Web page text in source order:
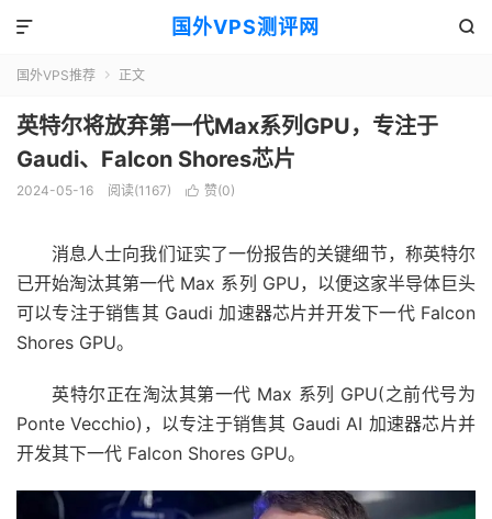
国外VPS测评网 

国外VPS推荐  正文
英特尔将放弃第一代Max系列GPU，专注于
Gaudi、Falcon Shores芯片
2024-05-16 阅读(1167)  赞(0)
消息人士向我们证实了一份报告的关键细节，称英特尔
已开始淘汰其第一代 Max 系列 GPU，以便这家半导体巨头
可以专注于销售其 Gaudi 加速器芯片并开发下一代 Falcon
Shores GPU。
英特尔正在淘汰其第一代 Max 系列 GPU(之前代号为
Ponte Vecchio)，以专注于销售其 Gaudi AI 加速器芯片并
开发其下一代 Falcon Shores GPU。